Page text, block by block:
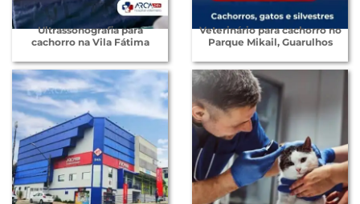
Ultrassonografia para
cachorro na Vila Fátima
Veterinário para cachorro no
Parque Mikail, Guarulhos